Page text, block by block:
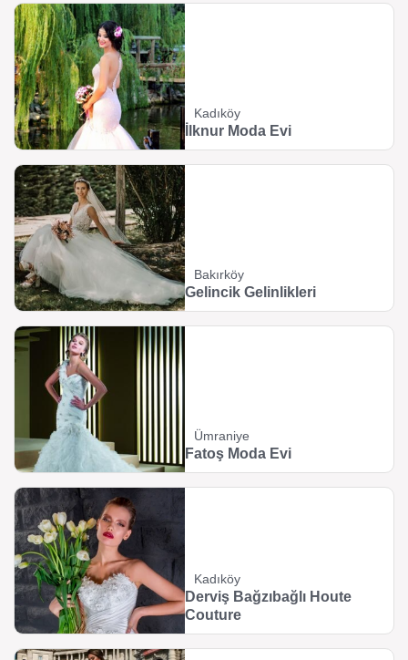
Kadıköy
İlknur Moda Evi
Bakırköy
Gelincik Gelinlikleri
Ümraniye
Fatoş Moda Evi
Kadıköy
Derviş Bağzıbağlı Houte
Couture